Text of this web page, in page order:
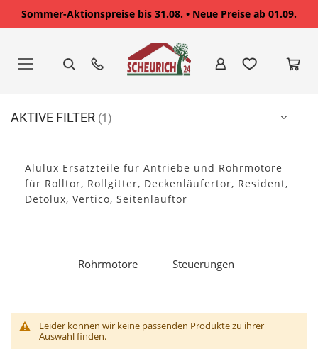
Sommer-Aktionspreise bis 31.08. • Neue Preise ab 01.09.
springen
Alulux Ersatzteile für Antriebe und Rohrmotore
für Rolltor, Rollgitter, Deckenläufertor, Resident,
Detolux, Vertico, Seitenlauftor
Rohrmotore Steuerungen
Leider können wir keine passenden Produkte zu ihrer
Auswahl finden.
AKTIVE FILTER